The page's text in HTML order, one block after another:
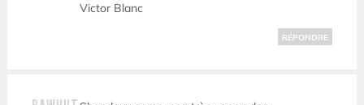
Victor Blanc
RÉPONDRE